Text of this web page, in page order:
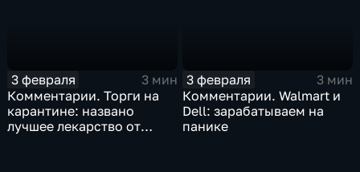
3 февраля
3 мин
Комментарии. Торги на
карантине: названо
лучшее лекарство от
3 февраля
3 мин
Комментарии. Walmart и
Dell: зарабатываем на
панике